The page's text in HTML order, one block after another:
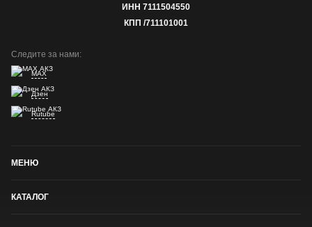
ИНН 7111504550
КПП /711101001
Следите за нами:
MAX
Дзен
Rutube
МЕНЮ
КАТАЛОГ